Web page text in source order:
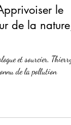
le
de la nature,
et sourcier, Thierry
de la pollution